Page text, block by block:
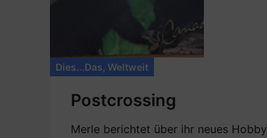
Dies...Das Weltweit
Postcrossing
Merle berichtet über ihr neues Hobby